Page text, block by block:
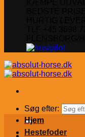
Søg efter:
Hjem
Hestefoder